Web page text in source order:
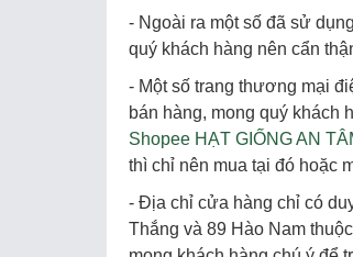
- Ngoài ra một số đã sử
quý khách hàng nên cẩn
- Một số trang thương mại
bán hàng, mong quý khách
Shopee HẠT GIỐNG AN
thì chỉ nên mua tại đó hoặc
- Địa chỉ cửa hàng chỉ có
Thắng và 89 Hào Nam